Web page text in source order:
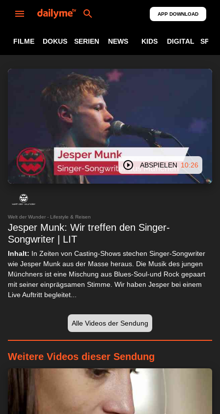
APP DOWNLOAD
FILME DOKUS SERIEN NEWS KIDS DIGITAL
ABSPIELEN 10:26
Welt der Wunder - Lifestyle & Reisen
Jesper Munk: Wir treffen den Singer-
Songwriter | LIT
Inhalt: In Zeiten von Casting-Shows stechen Singer-Songwriter
wie Jesper Munk aus der Masse heraus. Die Musik des jungen
Münchners ist eine Mischung aus Blues-Soul-und Rock gepaart
mit seiner einprägsamen Stimme. Wir haben Jesper bei einem
Live Auftritt begleitet...
Alle Videos der Sendung
Weitere Videos dieser Sendung